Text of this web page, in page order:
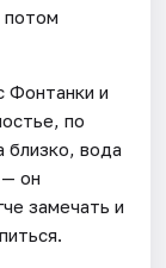
потом
Фонтанки и
по
близко, вода
он
замечать и